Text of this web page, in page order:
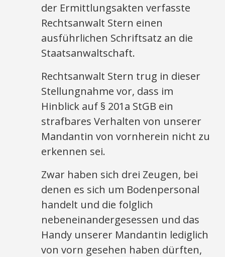
der Ermittlungsakten verfasste
Rechtsanwalt Stern einen
ausführlichen Schriftsatz an die
Staatsanwaltschaft.
Rechtsanwalt Stern trug in dieser
Stellungnahme vor, dass im
Hinblick auf § 201a StGB ein
strafbares Verhalten von unserer
Mandantin von vornherein nicht zu
erkennen sei.
Zwar haben sich drei Zeugen, bei
denen es sich um Bodenpersonal
handelt und die folglich
nebeneinandergesessen und das
Handy unserer Mandantin lediglich
von vorn gesehen haben dürften,